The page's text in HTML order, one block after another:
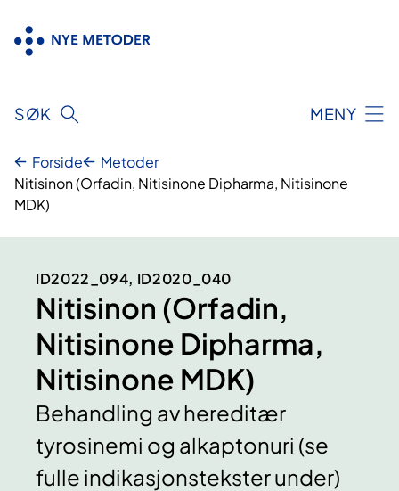
innhold
SØK MENY
Forside
Metoder
Nitisinon (Orfadin, Nitisinone Dipharma, Nitisinone
MDK)
ID2022_094, ID2020_040
Nitisinon (Orfadin,
Nitisinone Dipharma,
Nitisinone MDK)
Behandling av hereditær
tyrosinemi og alkaptonuri (se
fulle indikasjonstekster under)